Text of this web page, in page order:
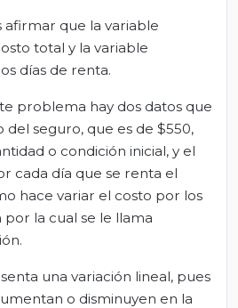
afirmar que la variable
total y la variable
días de renta.
problema hay dos datos que
del seguro, que es de $550,
o condición inicial, y el
cada día que se renta el
hace variar el costo por los
por la cual se le llama
una variación lineal, pues
o disminuyen en la